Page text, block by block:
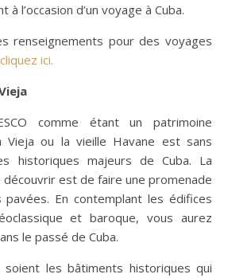
l’occasion d’un voyage à Cuba.
renseignements pour des voyages
cliquez ici.
comme étant un patrimoine
Vieja ou la vieille Havane est sans
historiques majeurs de Cuba. La
découvrir est de faire une promenade
En contemplant les édifices
et baroque, vous aurez
le passé de Cuba.
soient les bâtiments historiques qui